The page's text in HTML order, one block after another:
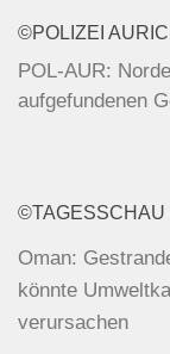
©POLIZEI
POL-AUR:
aufgefundenen
unerlaubt
schwer verletzt
POL-AUR:
©TAGESSCHAU
Oman:
könnte
verursachen